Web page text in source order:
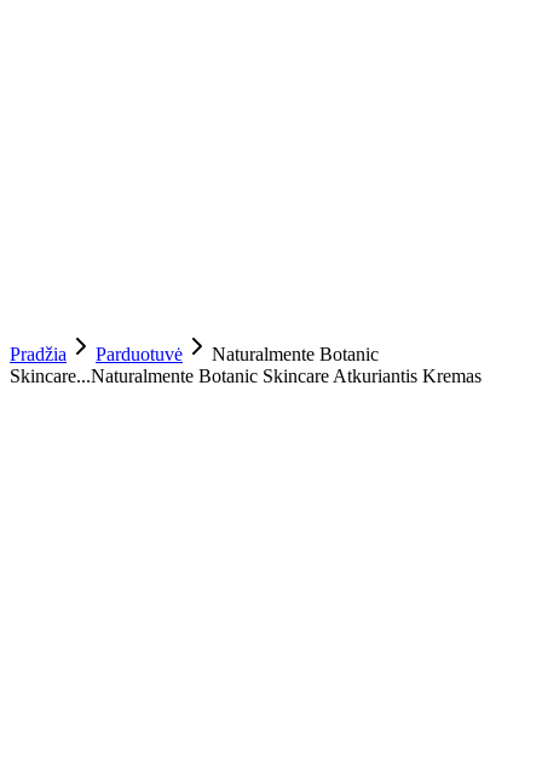
Pradžia Parduotuvė
Naturalmente Botanic
Skincare...Naturalmente Botanic Skincare Atkuriantis Kremas